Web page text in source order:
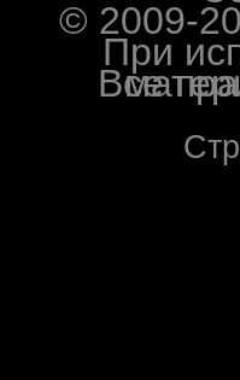
Все права